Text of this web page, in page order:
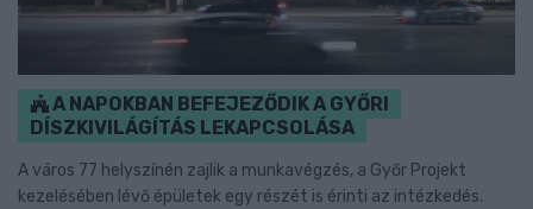
A NAPOKBAN BEFEJEZŐDIK A GYŐRI
DÍSZKIVILÁGÍTÁS LEKAPCSOLÁSA
A város 77 helyszínén zajlik a munkavégzés, a Győr Projekt
kezelésében lévő épületek egy részét is érinti az intézkedés.